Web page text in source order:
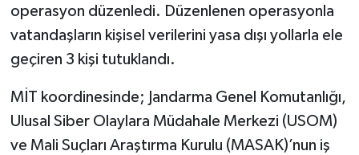
operasyon düzenledi. Düzenlenen operasyonla
vatandaşların kişisel verilerini yasa dışı yollarla ele
geçiren 3 kişi tutuklandı.
MİT koordinesinde; Jandarma Genel Komutanlığı,
Ulusal Siber Olaylara Müdahale Merkezi (USOM)
ve Mali Suçları Araştırma Kurulu (MASAK)’nun iş